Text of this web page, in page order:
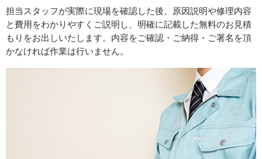
2025/09/22
鳥取県鳥取市雲山へ浴室バス水栓交換へ伺いました
スタッフの修理報告や事例の一覧はこちら
担当スタッフが実際に現場を確認した後、原因説明や修理内容
と費用をわかりやすくご説明し、明確に記載した無料のお見積
もりをお出しいたします。内容をご確認・ご納得・ご署名を頂
かなければ作業は行いません。